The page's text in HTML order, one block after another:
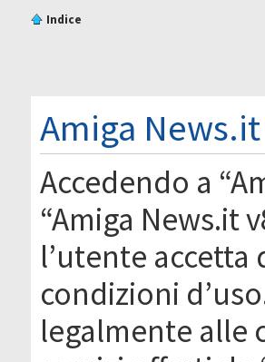
Indice
Amiga
Accedendo a
“Amiga News.it
l’utente
condizioni
legalmente alle